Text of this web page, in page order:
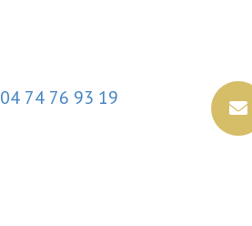
04 74 76 93 19